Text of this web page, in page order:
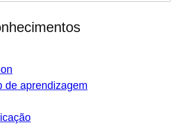
de aprendizagem